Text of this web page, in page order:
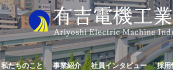
私たちのこと 事業紹介 社員インタビュー 採用